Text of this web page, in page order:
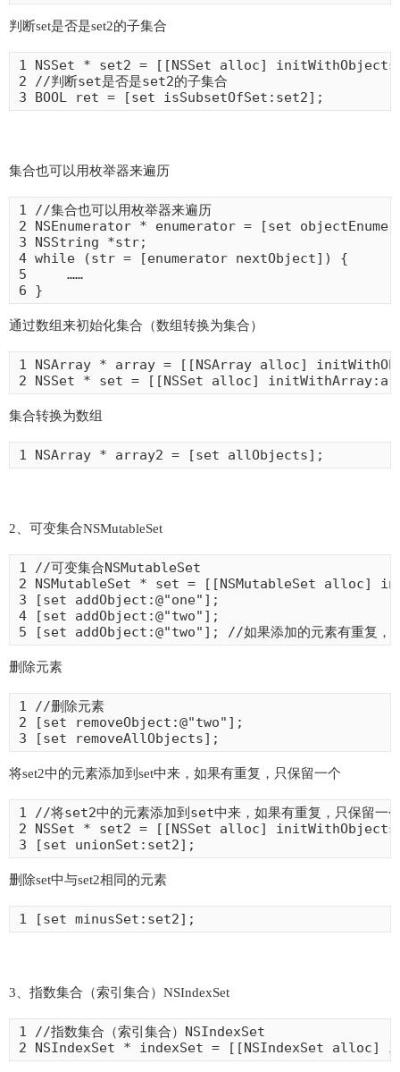
判断set是否是set2的子集合
1 NSSet * set2 = [[NSSet alloc]
2 //判断set是否是set2的子集合
3 BOOL ret = [set isSubsetOfSet:set2];
集合也可以用枚举器来遍历
1 //集合也可以用枚举器来遍历
2 NSEnumerator * enumerator = [set
3 NSString *str;
4 while (str = [enumerator nextObject]) {
5     ……
6 }
通过数组来初始化集合（数组转换为集合）
1 NSArray * array = [[NSArray alloc]
2 NSSet * set = [[NSSet alloc]
集合转换为数组
1 NSArray * array2 = [set allObjects];
2、可变集合NSMutableSet
1 //可变集合NSMutableSet
2 NSMutableSet * set = [[NSMutableSet alloc]
3 [set addObject:@"one"];
4 [set addObject:@"two"];
5 [set addObject:@"two"]; //如果添加的元素有重复，实
删除元素
1 //删除元素
2 [set removeObject:@"two"];
3 [set removeAllObjects];
将set2中的元素添加到set中来，如果有重复，只保留一个
1 //将set2中的元素添加到set中来，如果有重复，只保留一
2 NSSet * set2 = [[NSSet alloc]
3 [set unionSet:set2];
删除set中与set2相同的元素
1 [set minusSet:set2];
3、指数集合（索引集合）NSIndexSet
1 //指数集合（索引集合）NSIndexSet
2 NSIndexSet * indexSet = [[NSIndexSet alloc]